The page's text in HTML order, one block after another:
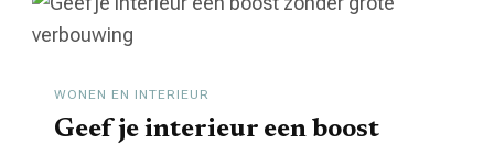
WONEN EN INTERIEUR
Geef je interieur een boost